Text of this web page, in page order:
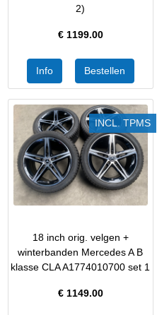
2)
€ 1199.00
INCL. TPMS
18 inch orig. velgen +
winterbanden Mercedes A B
klasse CLA A1774010700 set 1
€ 1149.00